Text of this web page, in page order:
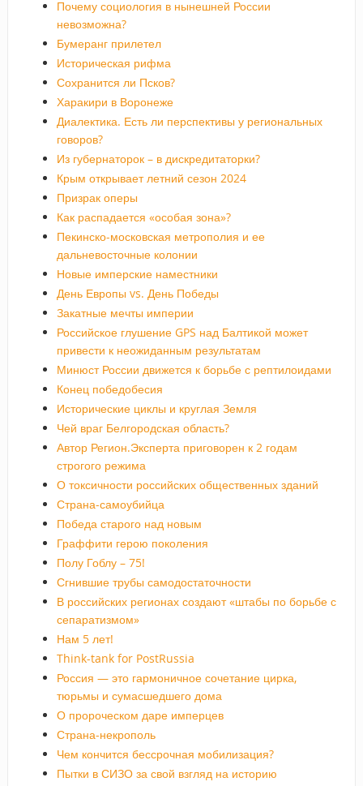
Почему социология в нынешней России
невозможна?
Бумеранг прилетел
Историческая рифма
Сохранится ли Псков?
Харакири в Воронеже
Диалектика. Есть ли перспективы у региональных
говоров?
Из губернаторок – в дискредитаторки?
Крым открывает летний сезон 2024
Призрак оперы
Как распадается «особая зона»?
Пекинско-московская метрополия и ее
дальневосточные колонии
Новые имперские наместники
День Европы vs. День Победы
Закатные мечты империи
Российское глушение GPS над Балтикой может
привести к неожиданным результатам
Минюст России движется к борьбе с рептилоидами
Конец победобесия
Исторические циклы и круглая Земля
Чей враг Белгородская область?
Автор Регион.Эксперта приговорен к 2 годам
строгого режима
О токсичности российских общественных зданий
Страна-самоубийца
Победа старого над новым
Граффити герою поколения
Полу Гоблу – 75!
Сгнившие трубы самодостаточности
В российских регионах создают «штабы по борьбе с
сепаратизмом»
Нам 5 лет!
Think-tank for PostRussia
Россия — это гармоничное сочетание цирка,
тюрьмы и сумасшедшего дома
О пророческом даре имперцев
Страна-некрополь
Чем кончится бессрочная мобилизация?
Пытки в СИЗО за свой взгляд на историю